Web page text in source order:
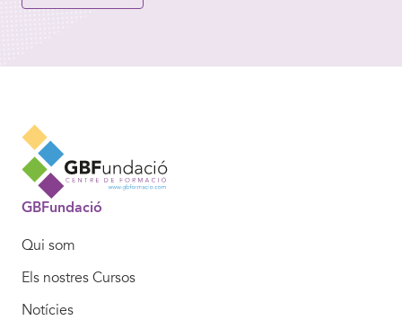
GBFundació
Qui som
Els nostres Cursos
Notícies